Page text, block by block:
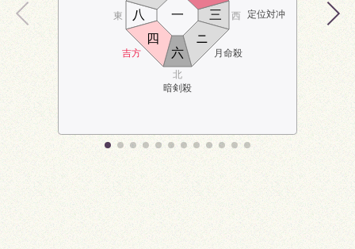
定位対冲
吉方
暗剣殺
月命殺
北
東 西
六
八
一
ニ
三
四